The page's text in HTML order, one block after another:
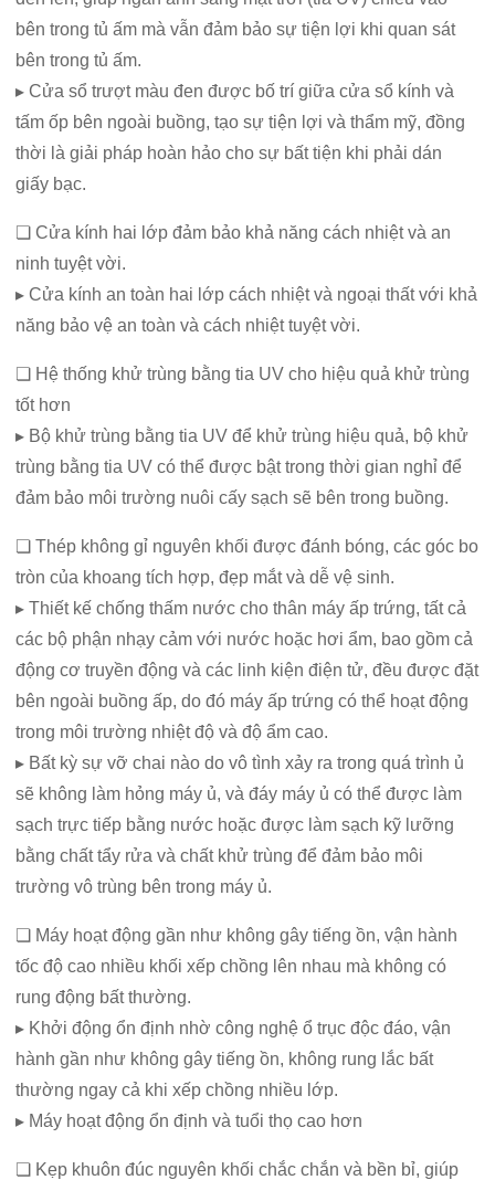
bên trong tủ ấm mà vẫn đảm bảo sự tiện lợi khi quan sát
bên trong tủ ấm.
▸ Cửa sổ trượt màu đen được bố trí giữa cửa sổ kính và
tấm ốp bên ngoài buồng, tạo sự tiện lợi và thẩm mỹ, đồng
thời là giải pháp hoàn hảo cho sự bất tiện khi phải dán
giấy bạc.
❏ Cửa kính hai lớp đảm bảo khả năng cách nhiệt và an
ninh tuyệt vời.
▸ Cửa kính an toàn hai lớp cách nhiệt và ngoại thất với khả
năng bảo vệ an toàn và cách nhiệt tuyệt vời.
❏ Hệ thống khử trùng bằng tia UV cho hiệu quả khử trùng
tốt hơn
▸ Bộ khử trùng bằng tia UV để khử trùng hiệu quả, bộ khử
trùng bằng tia UV có thể được bật trong thời gian nghỉ để
đảm bảo môi trường nuôi cấy sạch sẽ bên trong buồng.
❏ Thép không gỉ nguyên khối được đánh bóng, các góc bo
tròn của khoang tích hợp, đẹp mắt và dễ vệ sinh.
▸ Thiết kế chống thấm nước cho thân máy ấp trứng, tất cả
các bộ phận nhạy cảm với nước hoặc hơi ẩm, bao gồm cả
động cơ truyền động và các linh kiện điện tử, đều được đặt
bên ngoài buồng ấp, do đó máy ấp trứng có thể hoạt động
trong môi trường nhiệt độ và độ ẩm cao.
▸ Bất kỳ sự vỡ chai nào do vô tình xảy ra trong quá trình ủ
sẽ không làm hỏng máy ủ, và đáy máy ủ có thể được làm
sạch trực tiếp bằng nước hoặc được làm sạch kỹ lưỡng
bằng chất tẩy rửa và chất khử trùng để đảm bảo môi
trường vô trùng bên trong máy ủ.
❏ Máy hoạt động gần như không gây tiếng ồn, vận hành
tốc độ cao nhiều khối xếp chồng lên nhau mà không có
rung động bất thường.
▸ Khởi động ổn định nhờ công nghệ ổ trục độc đáo, vận
hành gần như không gây tiếng ồn, không rung lắc bất
thường ngay cả khi xếp chồng nhiều lớp.
▸ Máy hoạt động ổn định và tuổi thọ cao hơn
❏ Kẹp khuôn đúc nguyên khối chắc chắn và bền bỉ, giúp